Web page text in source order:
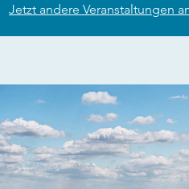
Jetzt andere Veranstaltungen